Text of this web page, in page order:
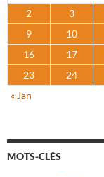
2
3
9
10
16
17
23
24
« Jan
MOTS-CLÉS